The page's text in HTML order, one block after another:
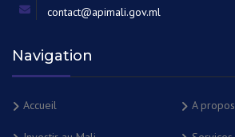
contact@apimali.gov.ml
Navigation
Accueil A propos